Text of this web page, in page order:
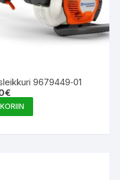
9679449‑01
€